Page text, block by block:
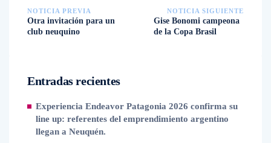
NOTICIA PREVIA
Otra invitación para un
club neuquino
NOTICIA SIGUIENTE
Gise Bonomi campeona
de la Copa Brasil
Entradas recientes
Experiencia Endeavor Patagonia 2026 confirma su
line up: referentes del emprendimiento argentino
llegan a Neuquén.